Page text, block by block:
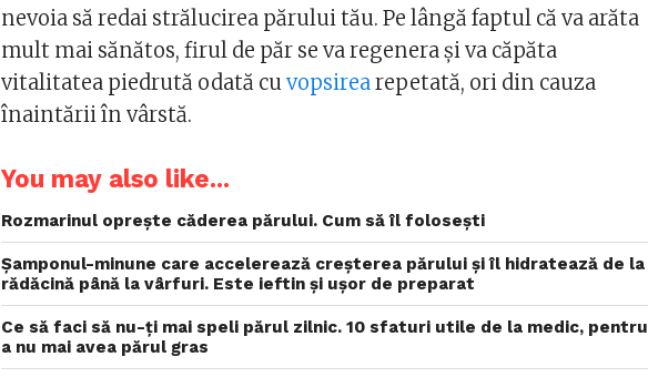
nevoia să redai strălucirea părului tău. Pe lângă faptul că va arăta
mult mai sănătos, firul de păr se va regenera şi va căpăta
vitalitatea piedrută odată cuvopsirearepetată, ori din cauza
înaintării în vârstă.
You may also like...
Rozmarinul oprește căderea părului. Cum să îl folosești
Șamponul-minune care accelerează creșterea părului și îl hidratează de la
rădăcină până la vârfuri. Este ieftin și ușor de preparat
Ce să faci să nu-ți mai speli părul zilnic. 10 sfaturi utile de la medic, pentru
a nu mai avea părul gras